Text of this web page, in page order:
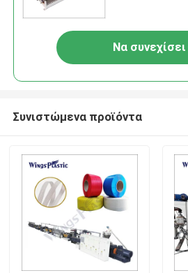
Να συνεχίσει
Συνιστώμενα προϊόντα